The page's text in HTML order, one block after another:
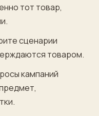
тот товар,
сценарии
товаром.
кампаний